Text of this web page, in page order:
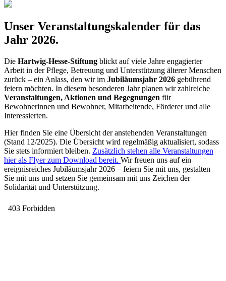
Unser Veranstaltungskalender für das
Jahr 2026.
Die Hartwig-Hesse-Stiftung blickt auf viele Jahre engagierter
Arbeit in der Pflege, Betreuung und Unterstützung älterer Menschen
zurück – ein Anlass, den wir im Jubiläumsjahr 2026 gebührend
feiern möchten. In diesem besonderen Jahr planen wir zahlreiche
Veranstaltungen, Aktionen und Begegnungen für
Bewohnerinnen und Bewohner, Mitarbeitende, Förderer und alle
Interessierten.
Hier finden Sie eine Übersicht der anstehenden Veranstaltungen
(Stand 12/2025). Die Übersicht wird regelmäßig aktualisiert, sodass
Sie stets informiert bleiben. Zusätzlich stehen alle Veranstaltungen
hier als Flyer zum Download bereit. Wir freuen uns auf ein
ereignisreiches Jubiläumsjahr 2026 – feiern Sie mit uns, gestalten
Sie mit uns und setzen Sie gemeinsam mit uns Zeichen der
Solidarität und Unterstützung.